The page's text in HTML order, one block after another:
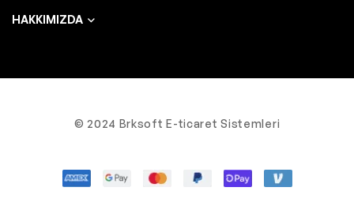
HAKKIMIZDA
© 2024 Brksoft E-ticaret Sistemleri